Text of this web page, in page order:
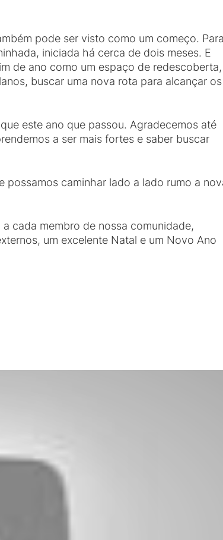
pode ser visto como um começo.
iniciada há cerca de dois meses. E
de ano como um espaço de redescoberta,
buscar uma nova rota para alcançar os
este ano que passou. Agradecemos até
a ser mais fortes e saber buscar
possamos caminhar lado a lado rumo a
cada membro de nossa comunidade,
um excelente Natal e um Novo Ano